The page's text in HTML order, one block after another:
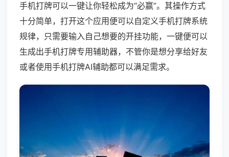
手机打牌可以一键让你轻松成为“必赢”。其操作方式
十分简单，打开这个应用便可以自定义手机打牌系统
规律，只需要输入自己想要的开挂功能，一键便可以
生成出手机打牌专用辅助器，不管你是想分享给好友
或者使用手机打牌AI辅助都可以满足需求。